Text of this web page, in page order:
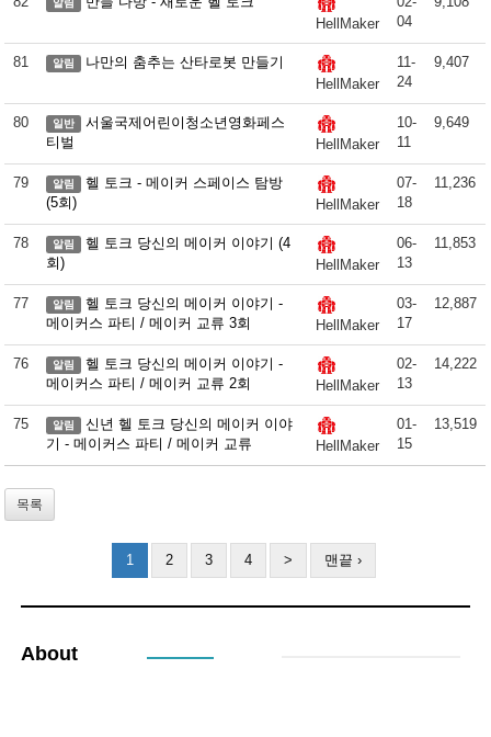
HellMaker
04
81 알림
나만의 춤추는 산타로봇 만들기
HellMaker
11-
24
9,407
80 일반
서울국제어린이청소년영화페스
티벌
HellMaker
10-
11
9,649
79 알림
헬 토크 - 메이커 스페이스 탐방
(5회)
HellMaker
07-
18
11,236
78 알림
헬 토크 당신의 메이커 이야기 (4
회)
HellMaker
06-
13
11,853
77 알림
헬 토크 당신의 메이커 이야기 -
메이커스 파티 / 메이커 교류 3회
HellMaker
03-
17
12,887
76 알림
헬 토크 당신의 메이커 이야기 -
메이커스 파티 / 메이커 교류 2회
HellMaker
02-
13
14,222
75 알림
신년 헬 토크 당신의 메이커 이야
기 - 메이커스 파티 / 메이커 교류
HellMaker
01-
15
13,519
목록
1 2 3 4 > 맨끝 ›
About